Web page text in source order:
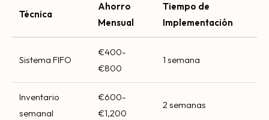
Técnica
Ahorro
Mensual
Tiempo de
Implementación
Sistema FIFO
€400-
€800
1 semana
Inventario
semanal
€600-
€1,200
2 semanas